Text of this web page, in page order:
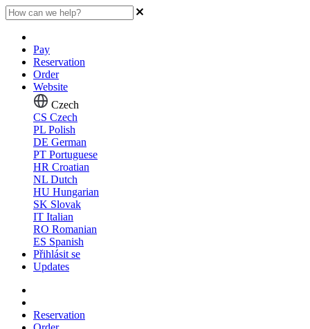
Pay
Reservation
Order
Website
Czech
CS Czech
PL Polish
DE German
PT Portuguese
HR Croatian
NL Dutch
HU Hungarian
SK Slovak
IT Italian
RO Romanian
ES Spanish
Přihlásit se
Updates
Reservation